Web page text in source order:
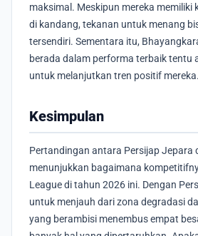
maksimal. Meskipun mereka memiliki
di kandang, tekanan untuk menang
tersendiri. Sementara itu,
berada dalam performa terbaik tentu
untuk melanjutkan tren positif mereka.
Kesimpulan
Pertandingan antara Persijap Jepara
menunjukkan bagaimana
League di tahun 2026 ini. Dengan
untuk menjauh dari zona degradasi
yang berambisi menembus empat